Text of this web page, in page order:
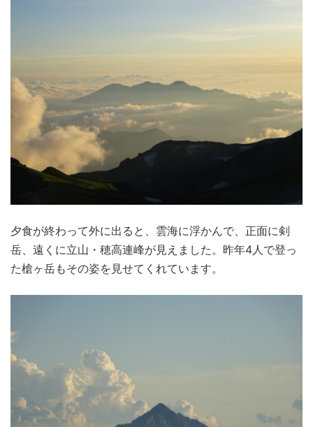
夕食が終わって外に出ると、雲海に浮かんで、正面に剣
岳、遠くに立山・穂高連峰が見えました。昨年4人で登っ
た槍ヶ岳もその姿を見せてくれています。